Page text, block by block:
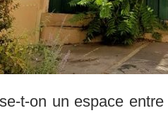
t-on un espace